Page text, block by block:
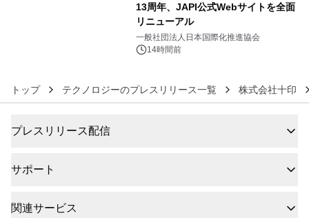
13周年、JAPI公式Webサイトを全面
リニューアル
一般社団法人日本国際化推進協会
14時間前
トップ テクノロジーのプレスリリース一覧 株式会社十印
プレスリリース配信
サポート
関連サービス